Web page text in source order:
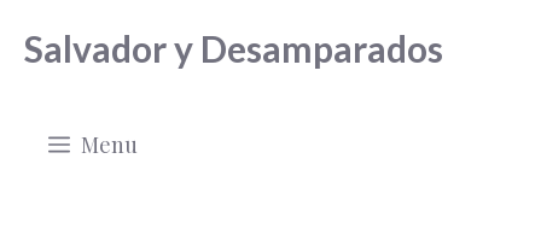
Salvador y Desamparados
Menu